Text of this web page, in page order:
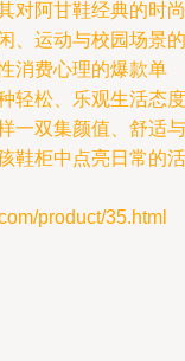
对阿甘鞋经典的时尚
、运动与校园场景的
消费心理的爆款单
轻松、乐观生活态度
一双集颜值、舒适与
鞋柜中点亮日常的活
product/35.html